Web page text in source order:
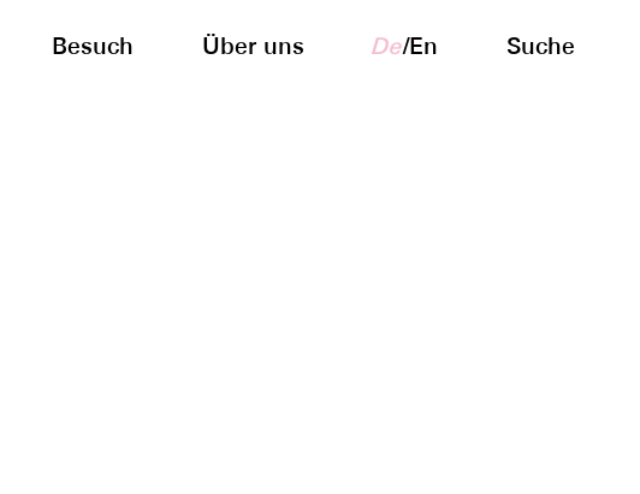
Besuch Über uns De/En Suche